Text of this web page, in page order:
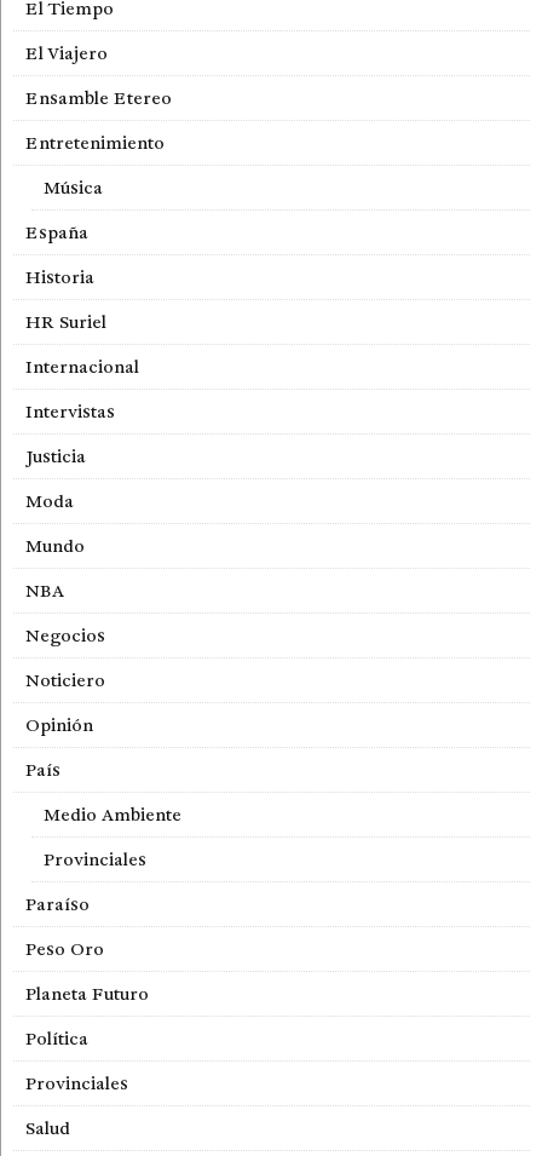
El Tiempo
El Viajero
Ensamble Etereo
Entretenimiento
Música
España
Historia
HR Suriel
Internacional
Intervistas
Justicia
Moda
Mundo
NBA
Negocios
Noticiero
Opinión
País
Medio Ambiente
Provinciales
Paraíso
Peso Oro
Planeta Futuro
Política
Provinciales
Salud